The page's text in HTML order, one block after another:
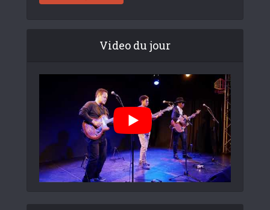
Video du jour